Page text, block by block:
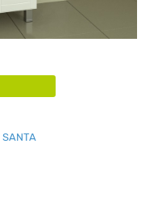
SANTA